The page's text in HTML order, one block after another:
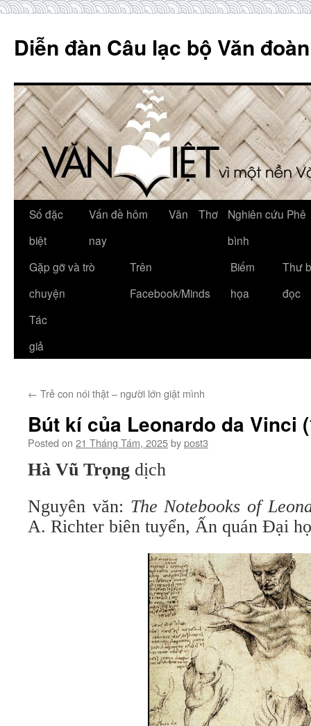
content
Diễn đàn Câu lạc bộ Văn
Số đặc
biệt
Vấn đề hôm
nay
Văn Thơ
Nghiên cứu Phê
bình
Gặp gỡ và trò
chuyện
Trên
Facebook/Minds
Biếm
họa
Thư
đọc
Tác
giả
← Trẻ con nói thật – người lớn giật mình
Bút kí của Leonardo da Vinci
Posted on 21 Tháng Tám, 2025bypost3
Hà Vũ Trọng dịch
Nguyên văn: The Notebooks of
A. Richter biên tuyển, Ấn quán Đại